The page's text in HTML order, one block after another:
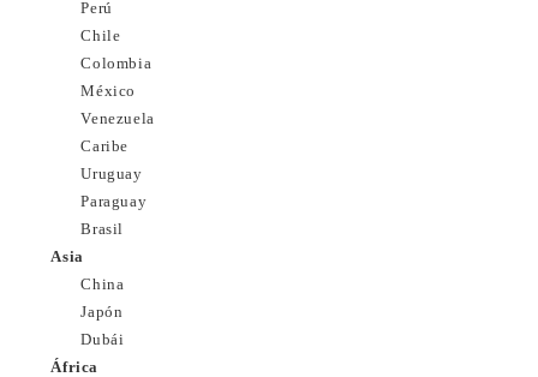
Perú
Chile
Colombia
México
Venezuela
Caribe
Uruguay
Paraguay
Brasil
Asia
China
Japón
Dubái
África